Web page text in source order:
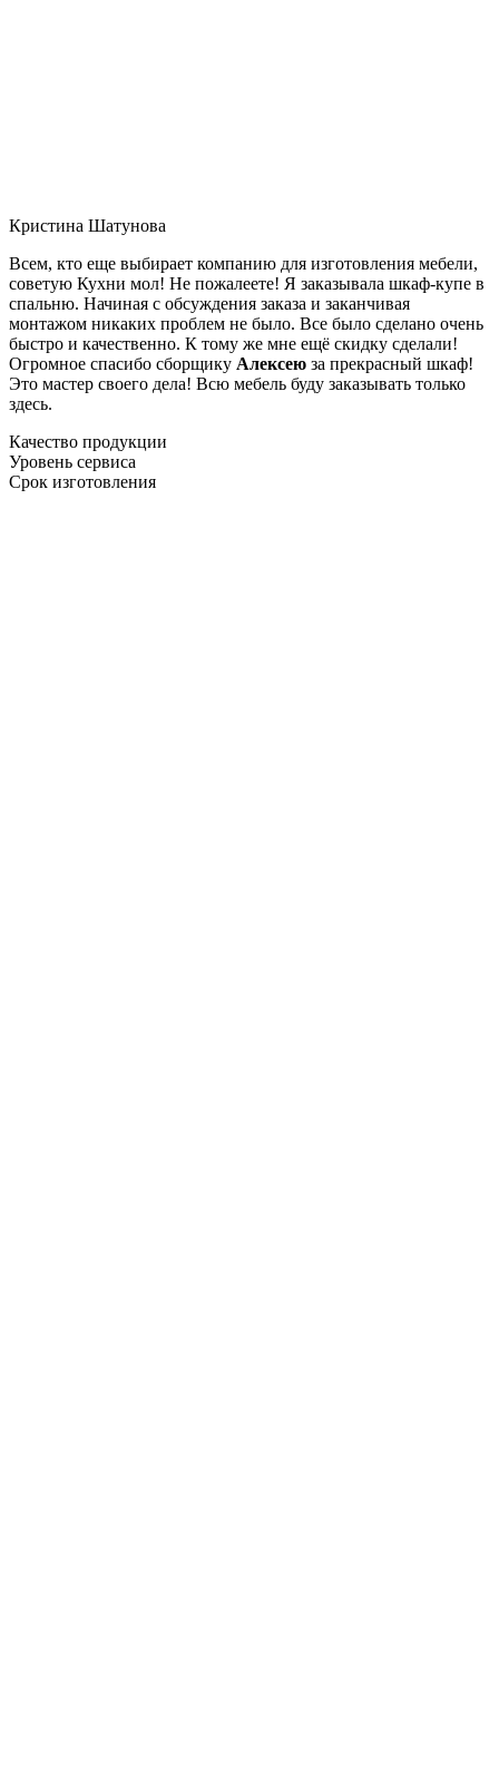
Кристина Шатунова
Всем, кто еще выбирает компанию для изготовления мебели,
советую Кухни мол! Не пожалеете! Я заказывала шкаф-купе в
спальню. Начиная с обсуждения заказа и заканчивая
монтажом никаких проблем не было. Все было сделано очень
быстро и качественно. К тому же мне ещё скидку сделали!
Огромное спасибо сборщику Алексею за прекрасный шкаф!
Это мастер своего дела! Всю мебель буду заказывать только
здесь.
Качество продукции
Уровень сервиса
Срок изготовления